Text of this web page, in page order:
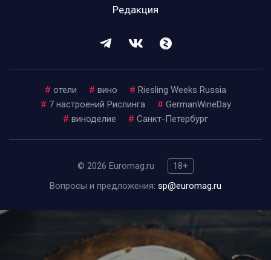
Редакция
# отели # вино # Riesling Weeks Russia
# 7 настроений Рислинга # GermanWineDay
# виноделие # Санкт-Петербург
© 2026 Euromag.ru
18+
Вопросы и предложения: sp@euromag.ru